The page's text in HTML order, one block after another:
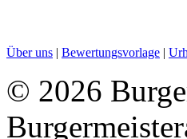
Über uns | Bewertungsvorlage |
© 2026